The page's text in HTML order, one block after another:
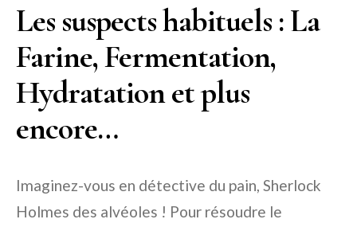
Les suspects habituels : La
Farine, Fermentation,
Hydratation et plus
encore…
Imaginez-vous en détective du pain, Sherlock
Holmes des alvéoles ! Pour résoudre le